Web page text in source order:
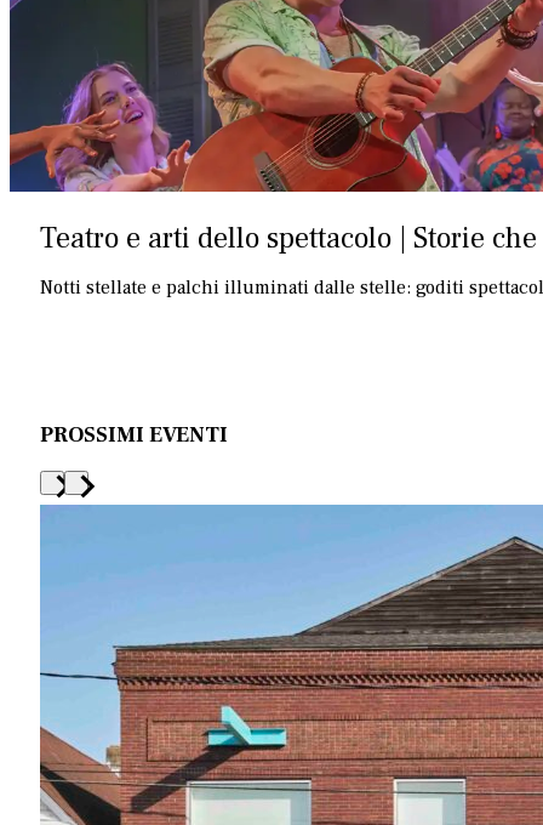
Teatro e arti dello spettacolo | Storie
Notti stellate e palchi illuminati dalle stelle: goditi
PROSSIMI EVENTI